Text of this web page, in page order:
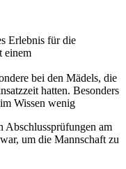
Erlebnis für die
einem
bei den Mädels, die
hatten. Besonders
Wissen wenig
Abschlussprüfungen am
um die Mannschaft zu